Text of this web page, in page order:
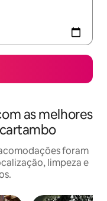
as melhores
foram
limpeza e